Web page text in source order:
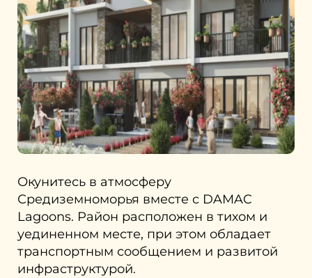
Окунитесь в атмосферу
Средиземноморья вместе с DAMAC
Lagoons. Район расположен в тихом и
уединенном месте, при этом обладает
транспортным сообщением и развитой
инфраструктурой.